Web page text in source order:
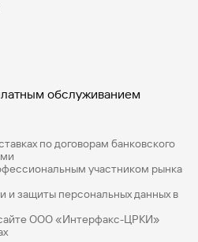
обслуживанием
по договорам банковского
участником рынка
и защиты персональных данных в
ООО «Интерфакс-ЦРКИ»